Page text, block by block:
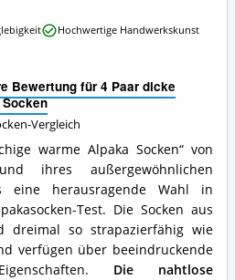
Bewertung für 4 Paar dicke
Vergleich
warme Alpaka Socken“ von
ihres außergewöhnlichen
eine herausragende Wahl in
Test. Die Socken aus
dreimal so strapazierfähig wie
verfügen über beeindruckende
Die nahtlose
Hochwertige Handwerkskunst